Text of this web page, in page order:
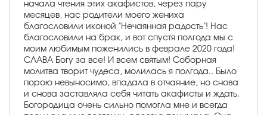
начала чтения этих акафистов, через пару
месяцев, нас родители моего жениха
благословили иконой "Нечаянная радость"! Нас
благословили на брак, и вот спустя полгода мы с
моим любимым поженились в феврале 2020 года!
СЛАВА Богу за все! И всем святым! Соборная
молитва творит чудеса, молилась я полгода.. Было
порою невыносимо, впадала в отчаяние, но снова
и снова заставляла себя читать акафисты и ждать.
Богородица очень сильно помогла мне и всегда